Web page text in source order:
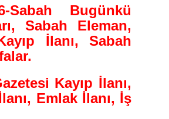
Sabah Bugünkü
Sabah Eleman,
İlanı, Sabah
Kayıp İlanı,
Emlak İlanı, İş